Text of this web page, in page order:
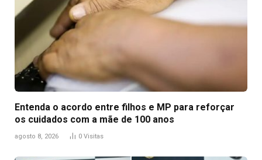
Entenda o acordo entre filhos e MP para reforçar
os cuidados com a mãe de 100 anos
agosto 8, 2026 0 Visitas